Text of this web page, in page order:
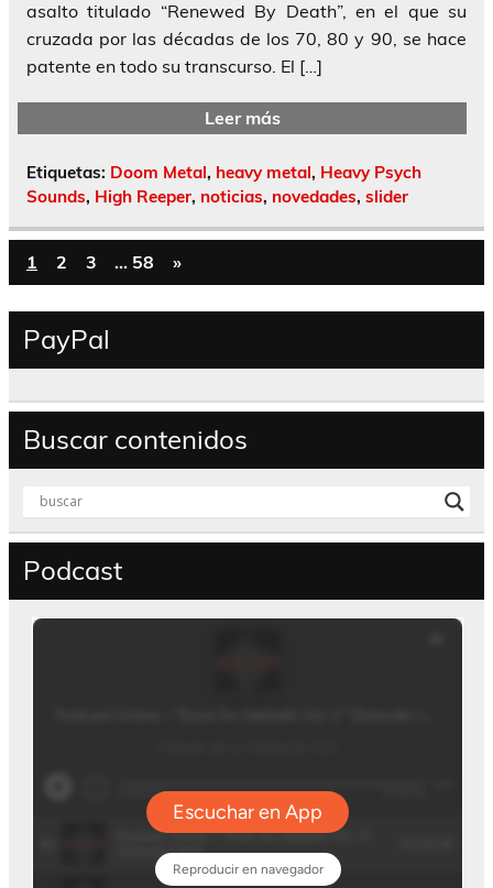
asalto titulado “Renewed By Death”, en el que su
cruzada por las décadas de los 70, 80 y 90, se hace
patente en todo su transcurso. El […]
Leer más
Etiquetas: Doom Metal, heavy metal, Heavy Psych
Sounds, High Reeper, noticias, novedades, slider
1 2 3 … 58 »
PayPal
Buscar contenidos
Podcast